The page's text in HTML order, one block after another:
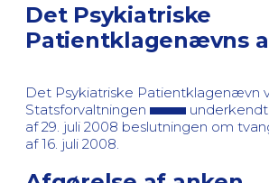
Det Psykiatriske
Patientklagenævns
Det Psykiatriske Patientklagenævn
Statsforvaltningen
af 29. juli 2008 beslutningen om
af 16. juli 2008.